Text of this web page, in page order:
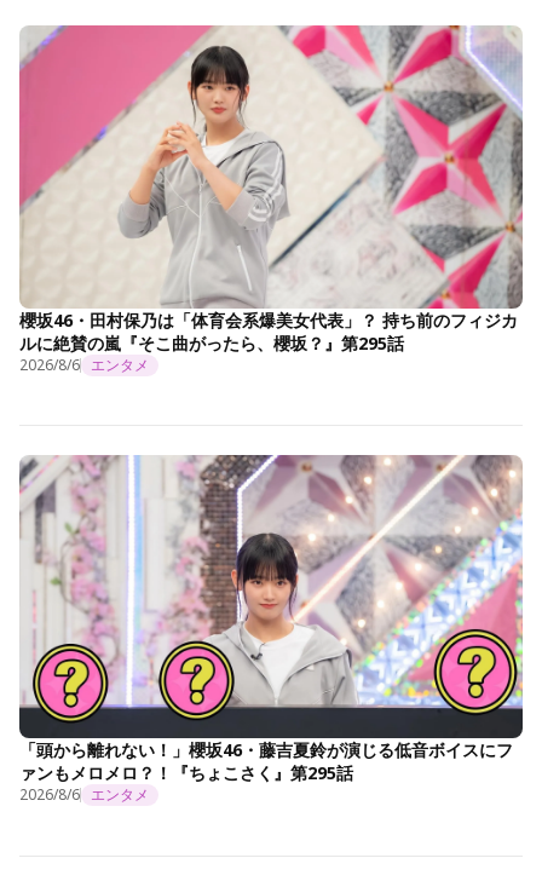
櫻坂46・田村保乃は「体育会系爆美女代表」？ 持ち前のフィジカ
ルに絶賛の嵐『そこ曲がったら、櫻坂？』第295話
2026/8/6 エンタメ
「頭から離れない！」櫻坂46・藤吉夏鈴が演じる低音ボイスにフ
ァンもメロメロ？！『ちょこさく』第295話
2026/8/6 エンタメ